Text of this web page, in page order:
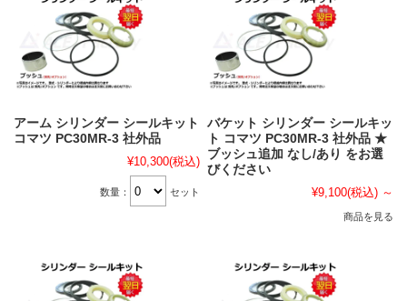
アーム シリンダー シールキット
コマツ PC30MR-3 社外品
¥10,300(税込)
数量： セット
バケット シリンダー シールキッ
ト コマツ PC30MR-3 社外品 ★
ブッシュ追加 なし/あり をお選
びください
¥9,100(税込) ～
商品を見る